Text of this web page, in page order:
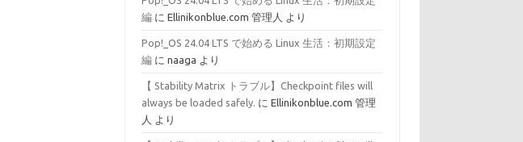
編 にEllinikonblue.com 管理人 より
Pop!_OS 24.04 LTS で始める Linux 生活：初期設定
編 にnaaga より
【 Stability Matrix トラブル】Checkpoint files will
always be loaded safely. にEllinikonblue.com 管理
人 より